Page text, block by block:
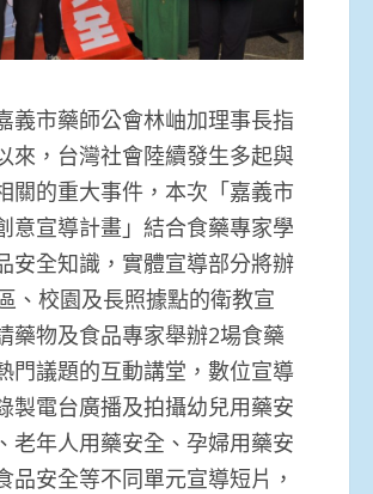
義市藥師公會林岫加理事長指
來，台灣社會陸續發生多起與
關的重大事件，本次「嘉義市
意宣導計畫」結合食藥專家學
安全知識，實體宣導部分將辦
、校園及長照據點的衛教宣
藥物及食品專家舉辦2場食藥
門議題的互動講堂，數位宣導
製電台廣播及拍攝幼兒用藥安
老年人用藥安全、孕婦用藥安
品安全等不同單元宣導短片，